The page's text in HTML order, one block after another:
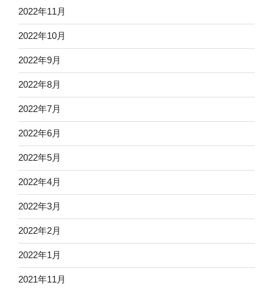
2022年11月
2022年10月
2022年9月
2022年8月
2022年7月
2022年6月
2022年5月
2022年4月
2022年3月
2022年2月
2022年1月
2021年11月